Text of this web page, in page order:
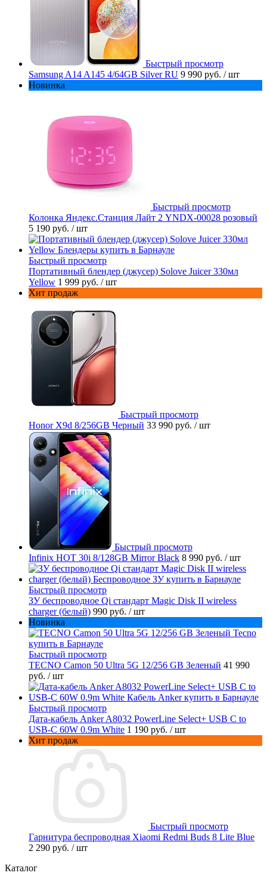
Быстрый просмотр
Samsung A14 A145 4/64GB Silver RU 9 990 руб. / шт
Новинка
Быстрый просмотр
Колонка Яндекс.Станция Лайт 2 YNDX-00028 розовый
5 190 руб. / шт
Быстрый просмотр
Портативный блендер (джусер) Solove Juicer 330мл
Yellow 1 999 руб. / шт
Хит продаж
Быстрый просмотр
Honor X9d 8/256GB Черный 33 990 руб. / шт
Быстрый просмотр
Infinix HOT 30i 8/128GB Mirror Black 8 990 руб. / шт
Быстрый просмотр
ЗУ беспроводное Qi стандарт Magic Disk II wireless
charger (белый) 990 руб. / шт
Новинка
Быстрый просмотр
TECNO Camon 50 Ultra 5G 12/256 GB Зеленый 41 990
руб. / шт
Быстрый просмотр
Дата-кабель Anker A8032 PowerLine Select+ USB C to
USB-C 60W 0.9m White 1 190 руб. / шт
Хит продаж
Быстрый просмотр
Гарнитура беспроводная Xiaomi Redmi Buds 8 Lite Blue
2 290 руб. / шт
Каталог